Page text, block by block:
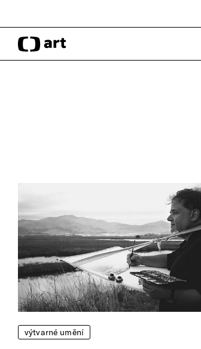
výtvarné umění